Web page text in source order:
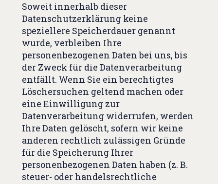
Soweit innerhalb dieser
Datenschutzerklärung keine
speziellere Speicherdauer genannt
wurde, verbleiben Ihre
personenbezogenen Daten bei uns, bis
der Zweck für die Datenverarbeitung
entfällt. Wenn Sie ein berechtigtes
Löschersuchen geltend machen oder
eine Einwilligung zur
Datenverarbeitung widerrufen, werden
Ihre Daten gelöscht, sofern wir keine
anderen rechtlich zulässigen Gründe
für die Speicherung Ihrer
personenbezogenen Daten haben (z. B.
steuer- oder handelsrechtliche